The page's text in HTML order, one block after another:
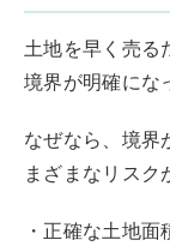
土地を早く売る
境界が明確にな
なぜなら、境界
まざまなリスク
・正確な土地